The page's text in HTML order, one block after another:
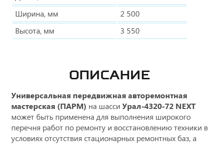
Ширина, мм
2 500
Высота, мм
3 550
ОПИСАНИЕ
Универсальная передвижная авторемонтная
мастерская (ПАРМ) на шасси Урал-4320-72 NEXT
может быть применена для выполнения широкого
перечня работ по ремонту и восстановлению техники в
условиях отсутствия стационарных ремонтных баз, а